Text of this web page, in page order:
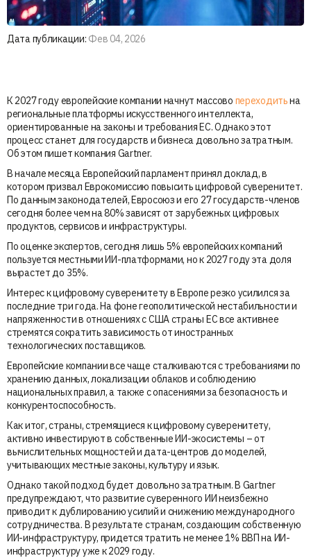
Дата публикации: Фев 04, 2026
К 2027 году европейские компании начнут массово переходитьна
региональные платформы искусственного интеллекта,
ориентированные на законы и требования ЕС. Однако этот
процесс станет для государств и бизнеса довольно затратным.
Об этом пишет компания Gartner.
В начале месяца Европейский парламент принял доклад, в
котором призвал Еврокомиссию повысить цифровой суверенитет.
По данным законодателей, Евросоюз и его 27 государств-членов
сегодня более чем на 80% зависят от зарубежных цифровых
продуктов, сервисов и инфраструктуры.
По оценке экспертов, сегодня лишь 5% европейских компаний
пользуется местными ИИ-платформами, но к 2027 году эта доля
вырастет до 35%.
Интерес к цифровому суверенитету в Европе резко усилился за
последние три года. На фоне геополитической нестабильности и
напряженности в отношениях с США страны ЕС все активнее
стремятся сократить зависимость от иностранных
технологических поставщиков.
Европейские компании все чаще сталкиваются с требованиями по
хранению данных, локализации облаков и соблюдению
национальных правил, а также с опасениями за безопасность и
конкурентоспособность.
Как итог, страны, стремящиеся к цифровому суверенитету,
активно инвестируют в собственные ИИ-экосистемы – от
вычислительных мощностей и дата-центров до моделей,
учитывающих местные законы, культуру и язык.
Однако такой подход будет довольно затратным. В Gartner
предупреждают, что развитие суверенного ИИ неизбежно
приводит к дублированию усилий и снижению международного
сотрудничества. В результате странам, создающим собственную
ИИ-инфраструктуру, придется тратить не менее 1% ВВП на ИИ-
инфраструктуру уже к 2029 году.